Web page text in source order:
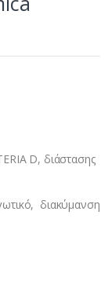
D, διάστασης
διακύμανση